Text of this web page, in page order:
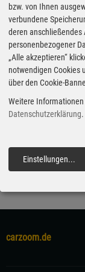
Weber wird BMW-
12.03.2020 - Frank
der mit 60 Jahren
2011 bei BMW als
die Produktlinie
Maschinenbau-
in verschiedenen
Entwicklung tätig.
carzoom.de
bzw. von Ihnen
verbundene
deren anschließendes
personenbezogener
„Alle akzeptieren“
notwendigen Cookies
über den Cookie-
Weitere
Datenschutzerklärung.
Einstellungen...